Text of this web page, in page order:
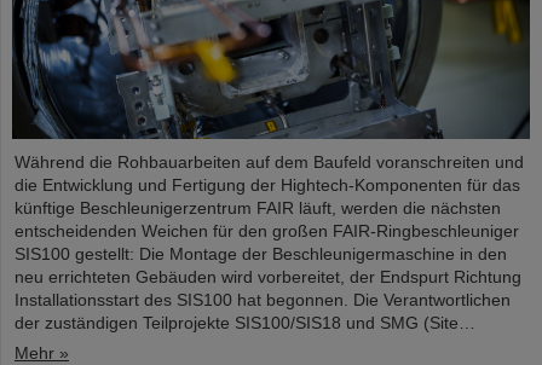
Während die Rohbauarbeiten auf dem Baufeld voranschreiten und
die Entwicklung und Fertigung der Hightech-Komponenten für das
künftige Beschleunigerzentrum FAIR läuft, werden die nächsten
entscheidenden Weichen für den großen FAIR-Ringbeschleuniger
SIS100 gestellt: Die Montage der Beschleunigermaschine in den
neu errichteten Gebäuden wird vorbereitet, der Endspurt Richtung
Installationsstart des SIS100 hat begonnen. Die Verantwortlichen
der zuständigen Teilprojekte SIS100/SIS18 und SMG (Site…
Mehr »